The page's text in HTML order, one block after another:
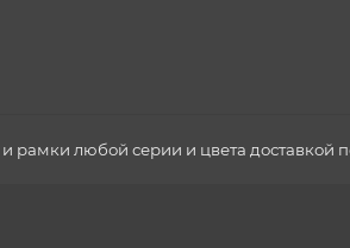
рамки любой серии и цвета доставкой